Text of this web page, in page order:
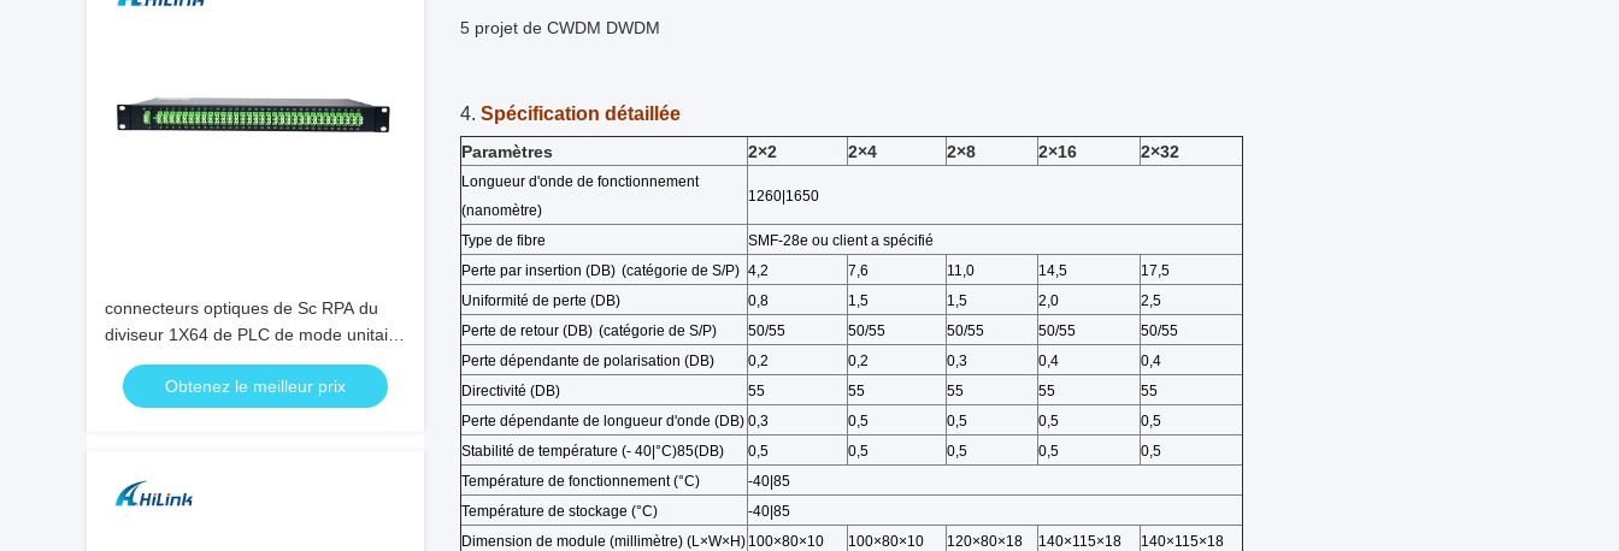
connecteurs optiques de Sc RPA du
diviseur 1X64 de PLC de mode unitaire
de châssis du support 1U
Obtenez le meilleur prix
5 projet de CWDM DWDM
4. Spécification détaillée
Paramètres 2×2 2×4 2×8 2×16 2×32
Longueur d'onde de fonctionnement
(nanomètre)
1260 1650
Type de fibre
SMF-28e ou client a spécifié
Perte par insertion (DB) (catégorie de S/P) 4,2 7,6 11,0 14,5
17,5
Uniformité de perte (DB)
0,8 1,5 1,5 2,0
2,5
Perte de retour (DB) (catégorie de S/P) 50/55 50/55 50/55 50/55
50/55
Perte dépendante de polarisation (DB)
0,2 0,2 0,3 0,4
0,4
Directivité (DB)
55 55 55 55
55
Perte dépendante de longueur d'onde (DB) 0,3 0,5 0,5 0,5
0,5
Stabilité de température (- 40 °C)85(DB) 0,5 0,5 0,5 0,5
0,5
Température de fonctionnement (°C)
-40 85
Température de stockage (°C)
-40 85
Dimension de module (millimètre) (L×W×H) 100×80×10 100×80×10 120×80×18 140×115×18 140×115×18